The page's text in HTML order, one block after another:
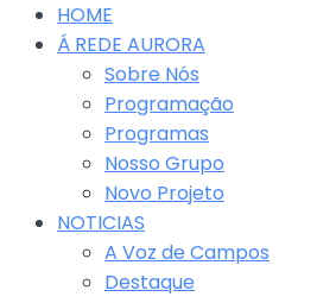
HOME
Á REDE AURORA
Sobre Nós
Programação
Programas
Nosso Grupo
Novo Projeto
NOTICIAS
A Voz de Campos
Destaque